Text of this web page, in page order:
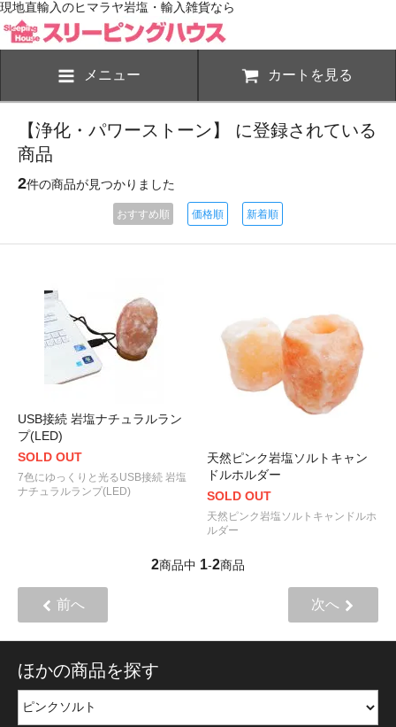
現地直輸入のヒマラヤ岩塩・輸入雑貨なら
メニュー カートを見る
【浄化・パワーストーン】 に登録されている
商品
2件の商品が見つかりました
おすすめ順 価格順 新着順
USB接続 岩塩ナチュラルラン
プ(LED)
SOLD OUT
7色にゆっくりと光るUSB接続 岩塩
ナチュラルランプ(LED)
天然ピンク岩塩ソルトキャン
ドルホルダー
SOLD OUT
天然ピンク岩塩ソルトキャンドルホ
ルダー
2商品中 1-2商品
前へ 次へ
ほかの商品を探す